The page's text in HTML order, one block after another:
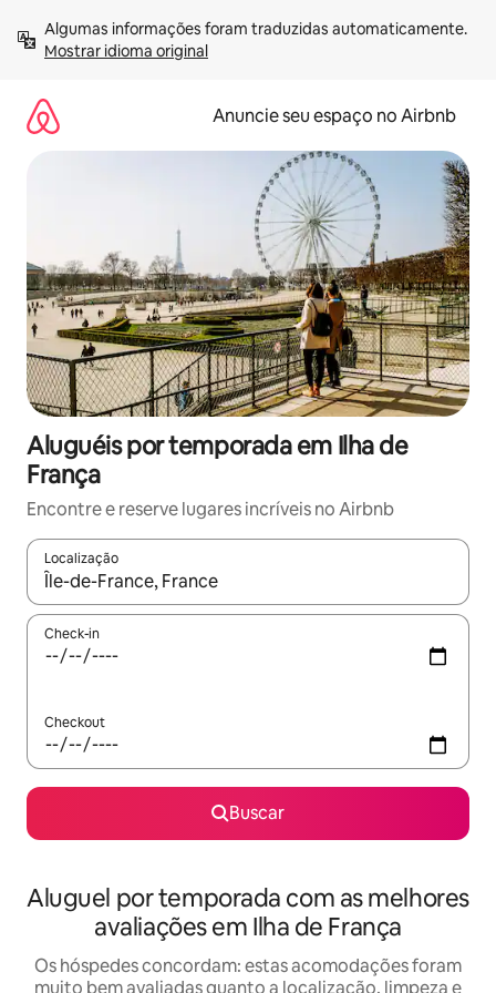
para
Mostrar idioma original
Anuncie seu espaço no Airbnb
Aluguéis por temporada em Ilha de
França
Encontre e reserve lugares incríveis no Airbnb
Localização
Quando os resultados estiverem disponíveis, explore-os
Check-in
Checkout
Buscar
Aluguel por temporada com as melhores
avaliações em Ilha de França
Os hóspedes concordam: estas acomodações foram
muito bem avaliadas quanto a localização, limpeza e